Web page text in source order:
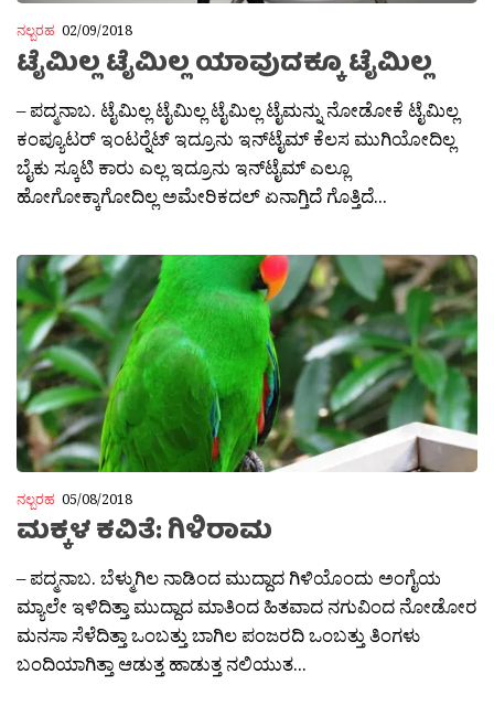
ನಲ್ಬರಹ 02/09/2018
ಟೈಮಿಲ್ಲ ಟೈಮಿಲ್ಲ ಯಾವುದಕ್ಕೂ ಟೈಮಿಲ್ಲ
– ಪದ್ಮನಾಬ. ಟೈಮಿಲ್ಲ ಟೈಮಿಲ್ಲ ಟೈಮಿಲ್ಲ ಟೈಮನ್ನು ನೋಡೋಕೆ ಟೈಮಿಲ್ಲ
ಕಂಪ್ಯೂಟರ್ ಇಂಟರ‍್ನೆಟ್ ಇದ್ರೂನು ಇನ್‌ಟೈಮ್ ಕೆಲಸ ಮುಗಿಯೋದಿಲ್ಲ
ಬೈಕು ಸ್ಕೂಟಿ ಕಾರು ಎಲ್ಲ ಇದ್ರೂನು ಇನ್‌ಟೈಮ್ ಎಲ್ಲೂ
ಹೋಗೋಕ್ಕಾಗೋದಿಲ್ಲ ಅಮೇರಿಕದಲ್ ಏನಾಗ್ತಿದೆ ಗೊತ್ತಿದೆ...
ನಲ್ಬರಹ 05/08/2018
ಮಕ್ಕಳ ಕವಿತೆ: ಗಿಳಿರಾಮ
– ಪದ್ಮನಾಬ. ಬೆಳ್ಮುಗಿಲ ನಾಡಿಂದ ಮುದ್ದಾದ ಗಿಳಿಯೊಂದು ಅಂಗೈಯ
ಮ್ಯಾಲೇ ಇಳಿದಿತ್ತಾ ಮುದ್ದಾದ ಮಾತಿಂದ ಹಿತವಾದ ನಗುವಿಂದ ನೋಡೋರ
ಮನಸಾ ಸೆಳೆದಿತ್ತಾ ಒಂಬತ್ತು ಬಾಗಿಲ ಪಂಜರದಿ ಒಂಬತ್ತು ತಿಂಗಳು
ಬಂದಿಯಾಗಿತ್ತಾ ಆಡುತ್ತ ಹಾಡುತ್ತ ನಲಿಯುತ...